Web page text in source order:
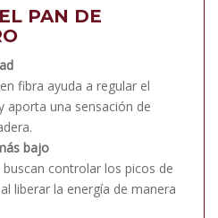
PAN DE
fibra ayuda a regular el
aporta una sensación de
bajo
buscan controlar los picos de
liberar la energía de manera